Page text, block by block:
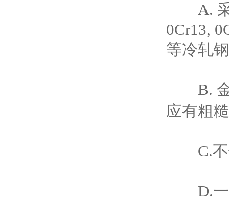
A. 采
0Cr13,
等冷轧
B. 金
应有粗
C.不
D.一般